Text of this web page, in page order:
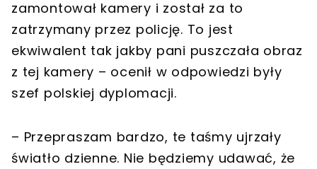
zamontował kamery i został za to
zatrzymany przez policję. To jest
ekwiwalent tak jakby pani puszczała obraz
z tej kamery – ocenił w odpowiedzi były
szef polskiej dyplomacji.
– Przepraszam bardzo, te taśmy ujrzały
światło dzienne. Nie będziemy udawać, że